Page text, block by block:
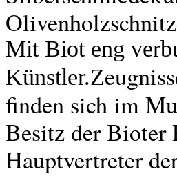
Mit Biot eng
Künstler.Z
finden sich im
Besitz der Bioter
Hauptvertreter